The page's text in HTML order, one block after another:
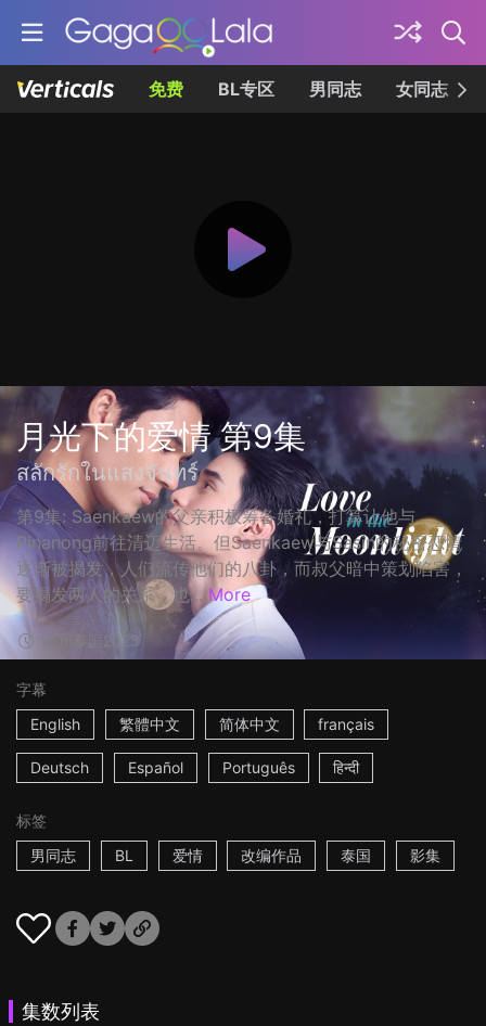
免费 BL专区 男同志 女同志
月光下的爱情 第9集
สลักรักในแสงจันทร์
第9集: Saenkaew的父亲积极筹备婚礼，打算让他与
Pinanong前往清迈生活。但Saenkaew与Sasin的秘密恋情
逐渐被揭发，人们流传他们的八卦，而叔父暗中策划陷害，
要揭发两人的关系，也... More
2025
字幕
English
繁體中文 简体中文 français
Deutsch Español Português हिन्दी
标签
男同志
BL 爱情 改编作品 泰国 影集
集数列表